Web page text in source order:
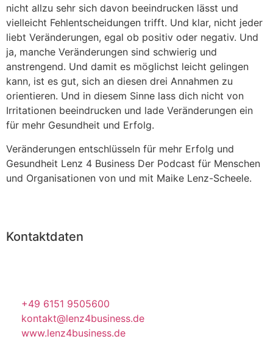
nicht allzu sehr sich davon beeindrucken lässt und
vielleicht Fehlentscheidungen trifft. Und klar, nicht jeder
liebt Veränderungen, egal ob positiv oder negativ. Und
ja, manche Veränderungen sind schwierig und
anstrengend. Und damit es möglichst leicht gelingen
kann, ist es gut, sich an diesen drei Annahmen zu
orientieren. Und in diesem Sinne lass dich nicht von
Irritationen beeindrucken und lade Veränderungen ein
für mehr Gesundheit und Erfolg.
Veränderungen entschlüsseln für mehr Erfolg und
Gesundheit Lenz 4 Business Der Podcast für Menschen
und Organisationen von und mit Maike Lenz-Scheele.
Kontaktdaten
+49 6151 9505600
kontakt@lenz4business.de
www.lenz4business.de